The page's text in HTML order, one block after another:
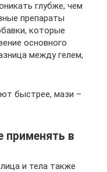
глубже, чем
препараты
которые
основного
между гелем,
быстрее, мази –
применять в
и тела также